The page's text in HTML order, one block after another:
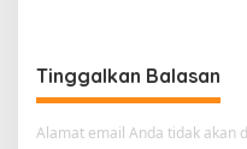
Tinggalkan Balasan
Alamat email Anda tidak akan